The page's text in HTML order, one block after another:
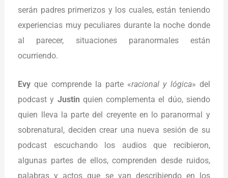
serán padres primerizos y los cuales, están teniendo
experiencias muy peculiares durante la noche donde
al parecer, situaciones paranormales están
ocurriendo.
Evyque comprende la parte «racional y lógica» del
podcast y Justin quien complementa el dúo, siendo
quien lleva la parte del creyente en lo paranormal y
sobrenatural, deciden crear una nueva sesión de su
podcast escuchando los audios que recibieron,
algunas partes de ellos, comprenden desde ruidos,
palabras y actos que se van describiendo en los